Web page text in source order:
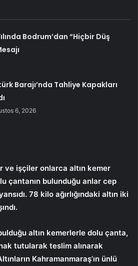
Bodrum’dan “Hiçbir Düş
Barajı’nda Tahliye Kapakları
6, 2026
ve işçiler onlarca altın kemer
çantanın bulunduğu anlar cep
78 kilo ağırlığındaki altın iki
altın kemerlerle dolu çanta,
tutularak teslim alınarak
Kahramanmaraş’ın ünlü